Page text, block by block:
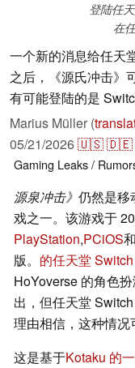
登陆任
在
一个新的消息给任天
之后，《源氏冲击》
有可能登陆的是
Marius Müller (
05/21/2026🇺🇸🇩🇪
Gaming Leaks /
源泉冲击》 仍然是移
戏之一。该游戏于
PlayStation,PCiOS和
版。 的任天堂
HoYoverse 的角色
出，但任天堂
理由相信，这种情况
这是基于Kotaku 的一